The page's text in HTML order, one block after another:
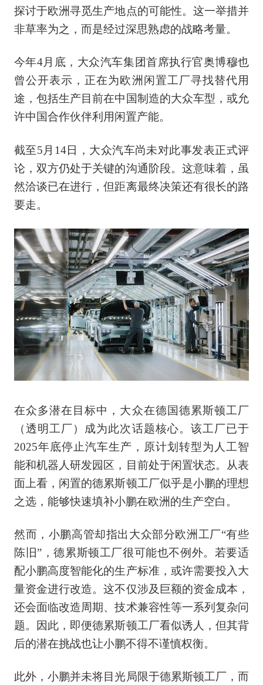
探讨于欧洲寻觅生产地点的可能性。这一举措并
非草率为之，而是经过深思熟虑的战略考量。
今年4月底，大众汽车集团首席执行官奥博穆也
曾公开表示，正在为欧洲闲置工厂寻找替代用
途，包括生产目前在中国制造的大众车型，或允
许中国合作伙伴利用闲置产能。
截至5月14日，大众汽车尚未对此事发表正式评
论，双方仍处于关键的沟通阶段。这意味着，虽
然洽谈已在进行，但距离最终决策还有很长的路
要走。
在众多潜在目标中，大众在德国德累斯顿工厂
（透明工厂）成为此次话题核心。该工厂已于
2025年底停止汽车生产，原计划转型为人工智
能和机器人研发园区，目前处于闲置状态。从表
面上看，闲置的德累斯顿工厂似乎是小鹏的理想
之选，能够快速填补小鹏在欧洲的生产空白。
然而，小鹏高管却指出大众部分欧洲工厂“有些
陈旧”，德累斯顿工厂很可能也不例外。若要适
配小鹏高度智能化的生产标准，或许需要投入大
量资金进行改造。这不仅涉及巨额的资金成本，
还会面临改造周期、技术兼容性等一系列复杂问
题。因此，即便德累斯顿工厂看似诱人，但其背
后的潜在挑战也让小鹏不得不谨慎权衡。
此外，小鹏并未将目光局限于德累斯顿工厂，而